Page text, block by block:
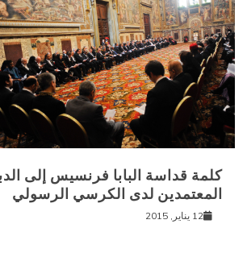
كلمة قداسة البابا فرنسيس إلى
المعتمدين لدى الكرسي الرسولي
12 يناير, 2015